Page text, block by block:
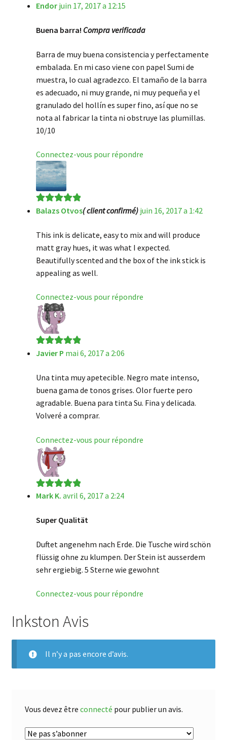
Note5 sur 5
Endor juin 17, 2017 a 12:15
Buena barra! Compra verificada
Barra de muy buena consistencia y perfectamente
embalada. En mi caso viene con papel Sumi de
muestra, lo cual agradezco. El tamaño de la barra
es adecuado, ni muy grande, ni muy pequeña y el
granulado del hollín es super fino, así que no se
nota al fabricar la tinta ni obstruye las plumillas.
10/10
Connectez-vous pour répondre
Note5sur 5
Balazs Otvos( client confirmé) juin 16, 2017 a 1:42
This ink is delicate, easy to mix and will produce
matt gray hues, it was what I expected.
Beautifully scented and the box of the ink stick is
appealing as well.
Connectez-vous pour répondre
Note5sur 5
Javier P mai 6, 2017 a 2:06
Una tinta muy apetecible. Negro mate intenso,
buena gama de tonos grises. Olor fuerte pero
agradable. Buena para tinta Su. Fina y delicada.
Volveré a comprar.
Connectez-vous pour répondre
Note 5sur 5
Mark K. avril 6, 2017 a 2:24
Super Qualität
Duftet angenehm nach Erde. Die Tusche wird schön
flüssig ohne zu klumpen. Der Stein ist ausserdem
sehr ergiebig. 5 Sterne wie gewohnt
Connectez-vous pour répondre
Inkston Avis
Il n’y a pas encore d’avis.
Vous devez être connecté pour publier un avis.